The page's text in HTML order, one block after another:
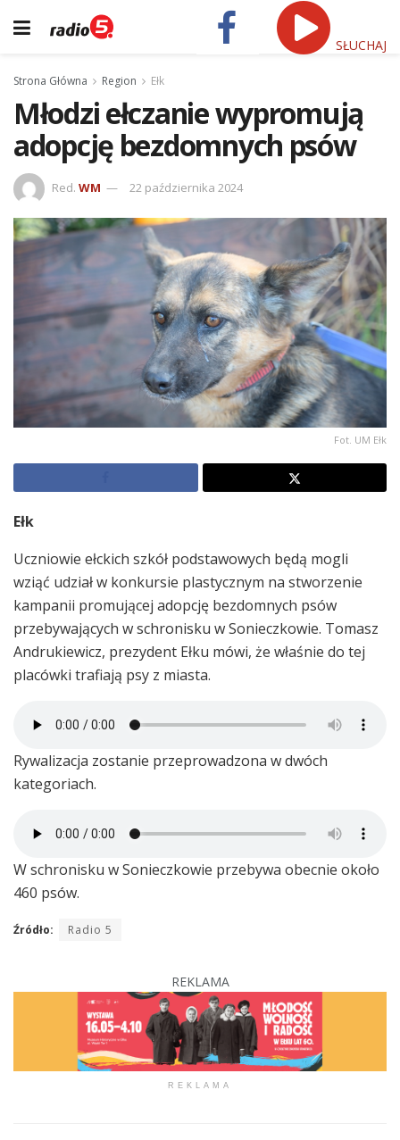
SŁUCHAJ
Strona Główna Region Ełk
Młodzi ełczanie wypromują
adopcję bezdomnych psów
Red. WM 22 października 2024
Fot. UM Ełk
Ełk
Uczniowie ełckich szkół podstawowych będą mogli
wziąć udział w konkursie plastycznym na stworzenie
kampanii promującej adopcję bezdomnych psów
przebywających w schronisku w Sonieczkowie. Tomasz
Andrukiewicz, prezydent Ełku mówi, że właśnie do tej
placówki trafiają psy z miasta.
Rywalizacja zostanie przeprowadzona w dwóch
kategoriach.
W schronisku w Sonieczkowie przebywa obecnie około
460 psów.
Źródło: Radio 5
REKLAMA
REKLAMA